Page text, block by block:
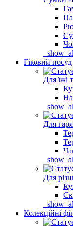
Гіковий посуд
Для їжі
Для
Для
Колекційні